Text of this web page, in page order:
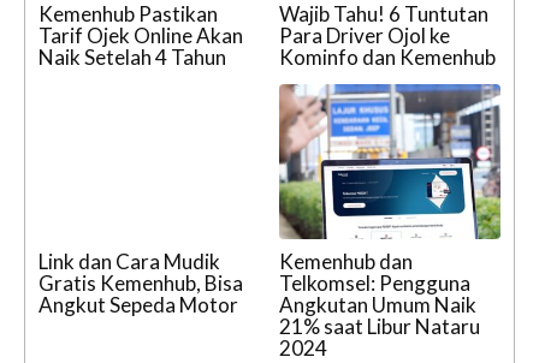
Kemenhub Pastikan
Tarif Ojek Online Akan
Naik Setelah 4 Tahun
Wajib Tahu! 6 Tuntutan
Para Driver Ojol ke
Kominfo dan Kemenhub
Link dan Cara Mudik
Gratis Kemenhub, Bisa
Angkut Sepeda Motor
Kemenhub dan
Telkomsel: Pengguna
Angkutan Umum Naik
21% saat Libur Nataru
2024